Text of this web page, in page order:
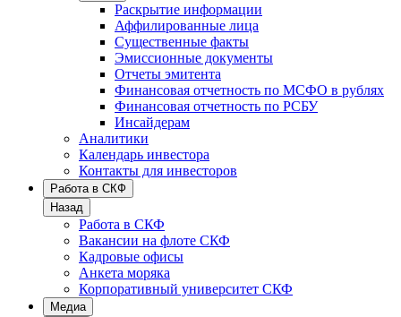
Раскрытие информации
Аффилированные лица
Существенные факты
Эмиссионные документы
Отчеты эмитента
Финансовая отчетность по МСФО в рублях
Финансовая отчетность по РСБУ
Инсайдерам
Аналитики
Календарь инвестора
Контакты для инвесторов
Работа в СКФ
Назад
Работа в СКФ
Вакансии на флоте СКФ
Кадровые офисы
Анкета моряка
Корпоративный университет СКФ
Медиа